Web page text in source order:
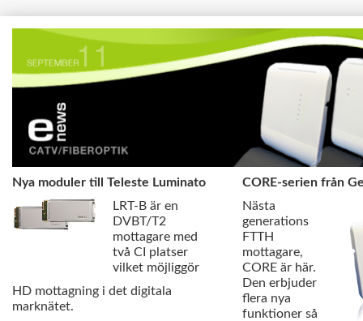
Nya moduler till Teleste Luminato
LRT-B är en
DVBT/T2
mottagare med
två CI platser
vilket möjliggör
HD mottagning i det digitala
marknätet.
CORE-serien från
Nästa
generations
FTTH
mottagare,
CORE är här.
Den erbjuder
flera nya
funktioner så